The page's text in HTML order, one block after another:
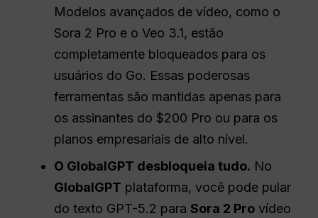
Modelos avançados de vídeo, como o
Sora 2 Pro e o Veo 3.1, estão
completamente bloqueados para os
usuários do Go. Essas poderosas
ferramentas são mantidas apenas para
os assinantes do $200 Pro ou para os
planos empresariais de alto nível.
O GlobalGPT desbloqueia tudo. No
GlobalGPT plataforma, você pode pular
do texto GPT-5.2 paraSora 2 Pro vídeo